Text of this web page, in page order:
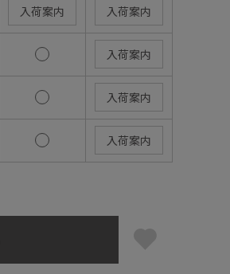
入荷案内 入荷案内
入荷案内
入荷案内
入荷案内